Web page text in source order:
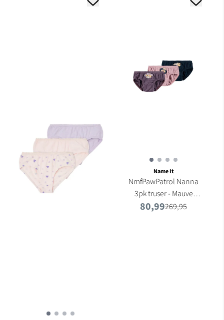
Name It
NmfPawPatrol Nanna
3pk truser - Mauve
Shadows
80,99269,95